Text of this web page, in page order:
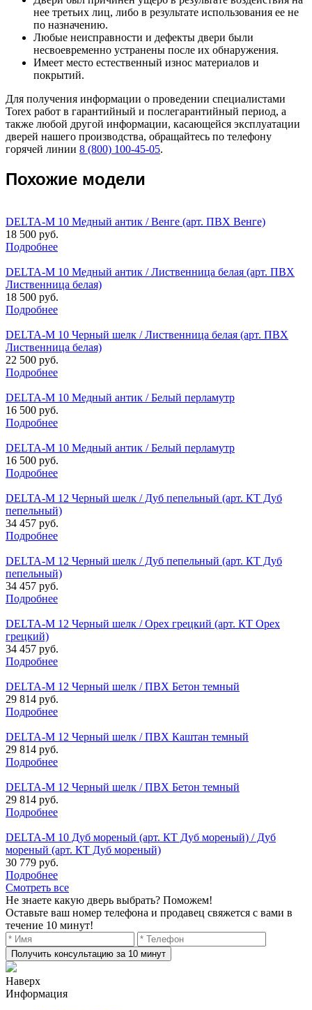
нее третьих лиц, либо в результате использования ее не
по назначению.
Любые неисправности и дефекты двери были
несвоевременно устранены после их обнаружения.
Имеет место естественный износ материалов и
покрытий.
Для получения информации о проведении специалистами
Torex работ в гарантийный и послегарантийный период, а
также любой другой информации, касающейся эксплуатации
дверей нашего производства, обращайтесь по телефону
горячей линии 8 (800) 100-45-05.
Похожие модели
DELTA-M 10 Медный антик / Венге (арт. ПВХ Венге)
18 500 руб.
Подробнее
DELTA-M 10 Медный антик / Лиственница белая (арт. ПВХ
Лиственница белая)
18 500 руб.
Подробнее
DELTA-M 10 Черный шелк / Лиственница белая (арт. ПВХ
Лиственница белая)
22 500 руб.
Подробнее
DELTA-M 10 Медный антик / Белый перламутр
16 500 руб.
Подробнее
DELTA-M 10 Медный антик / Белый перламутр
16 500 руб.
Подробнее
DELTA-M 12 Черный шелк / Дуб пепельный (арт. КТ Дуб
пепельный)
34 457 руб.
Подробнее
DELTA-M 12 Черный шелк / Дуб пепельный (арт. КТ Дуб
пепельный)
34 457 руб.
Подробнее
DELTA-M 12 Черный шелк / Орех грецкий (арт. КТ Орех
грецкий)
34 457 руб.
Подробнее
DELTA-M 12 Черный шелк / ПВХ Бетон темный
29 814 руб.
Подробнее
DELTA-M 12 Черный шелк / ПВХ Каштан темный
29 814 руб.
Подробнее
DELTA-M 12 Черный шелк / ПВХ Бетон темный
29 814 руб.
Подробнее
DELTA-M 10 Дуб мореный (арт. КТ Дуб мореный) / Дуб
мореный (арт. КТ Дуб мореный)
30 779 руб.
Подробнее
Смотреть все
Не знаете какую дверь выбрать? Поможем!
Оставьте ваш номер телефона и продавец свяжется с вами в
течение 10 минут!
Получить консультацию за 10 минут
Наверх
Информация